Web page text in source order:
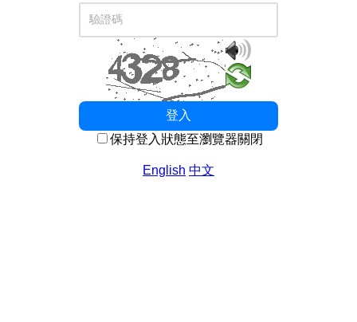
驗證碼
登入
保持登入狀態至瀏覽器關閉
English 中文